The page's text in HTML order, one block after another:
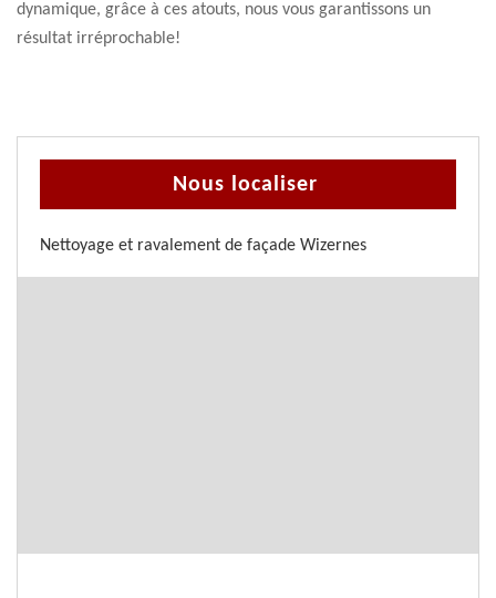
dynamique, grâce à ces atouts, nous vous garantissons un
résultat irréprochable!
Nous localiser
Nettoyage et ravalement de façade Wizernes